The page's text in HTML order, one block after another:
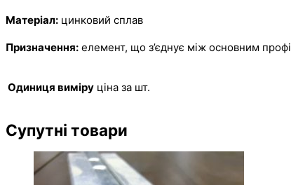
Матеріал: цинковий сплав
Призначення: елемент, що з’єднує між основним
Одиниця виміру ціна за шт.
Супутні товари